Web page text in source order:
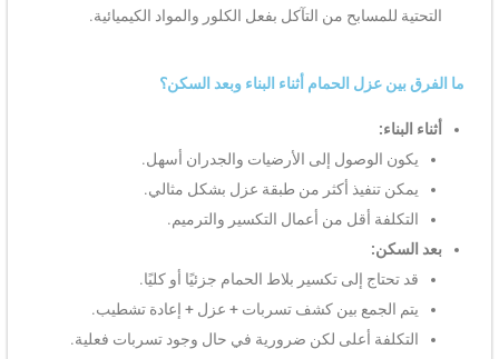
التحتية للمسابح من التآكل بفعل الكلور والمواد الكيميائية.
ما الفرق بين عزل الحمام أثناء البناء وبعد السكن؟
أثناء البناء:
يكون الوصول إلى الأرضيات والجدران أسهل.
يمكن تنفيذ أكثر من طبقة عزل بشكل مثالي.
التكلفة أقل من أعمال التكسير والترميم.
بعد السكن:
قد تحتاج إلى تكسير بلاط الحمام جزئيًا أو كليًا.
يتم الجمع بين كشف تسربات + عزل + إعادة تشطيب.
التكلفة أعلى لكن ضرورية في حال وجود تسربات فعلية.